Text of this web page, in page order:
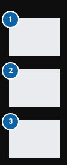
1
2
3